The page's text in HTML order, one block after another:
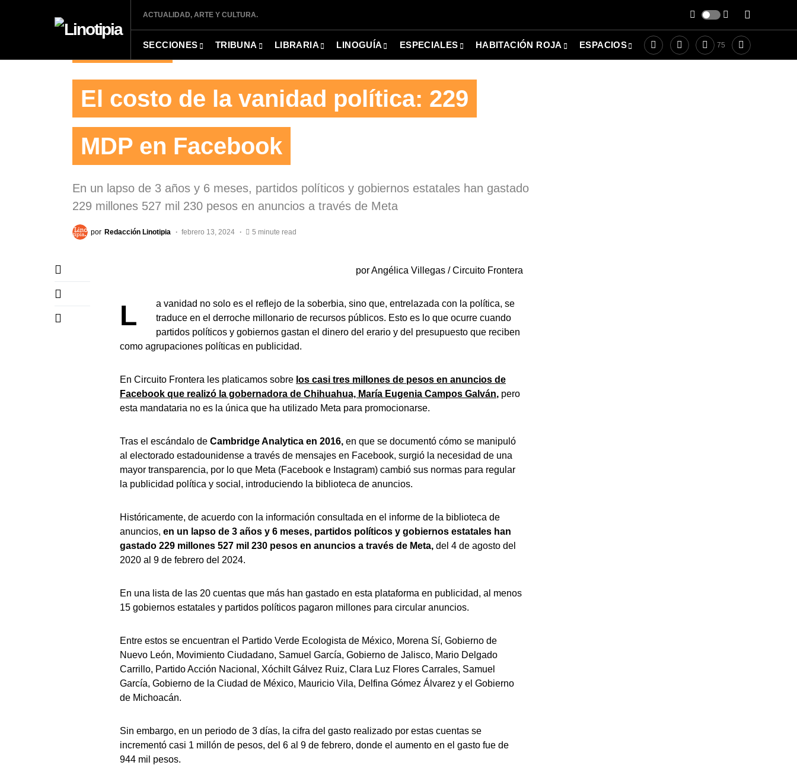
ACTUALIDAD, ARTE Y CULTURA.
SECCIONES TRIBUNA LIBRARIA LINOGUÍA ESPECIALES HABITACIÓN ROJA ESPACIOS 75
El costo de la vanidad política: 229
MDP en Facebook
En un lapso de 3 años y 6 meses, partidos políticos y gobiernos estatales han gastado
229 millones 527 mil 230 pesos en anuncios a través de Meta
por Redacción Linotipia febrero 13, 2024 5 minute read
por Angélica Villegas / Circuito Frontera
La vanidad no solo es el reflejo de la soberbia, sino que, entrelazada con la política, se
traduce en el derroche millonario de recursos públicos. Esto es lo que ocurre cuando
partidos políticos y gobiernos gastan el dinero del erario y del presupuesto que reciben
como agrupaciones políticas en publicidad.
En Circuito Frontera les platicamos sobre los casi tres millones de pesos en anuncios de
Facebook que realizó la gobernadora de Chihuahua, María Eugenia Campos Galván, pero
esta mandataria no es la única que ha utilizado Meta para promocionarse.
Tras el escándalo de Cambridge Analytica en 2016, en que se documentó cómo se manipuló
al electorado estadounidense a través de mensajes en Facebook, surgió la necesidad de una
mayor transparencia, por lo que Meta (Facebook e Instagram) cambió sus normas para regular
la publicidad política y social, introduciendo la biblioteca de anuncios.
Históricamente, de acuerdo con la información consultada en el informe de la biblioteca de
anuncios, en un lapso de 3 años y 6 meses, partidos políticos y gobiernos estatales han
gastado 229 millones 527 mil 230 pesos en anuncios a través de Meta, del 4 de agosto del
2020 al 9 de febrero del 2024.
En una lista de las 20 cuentas que más han gastado en esta plataforma en publicidad, al menos
15 gobiernos estatales y partidos políticos pagaron millones para circular anuncios.
Entre estos se encuentran el Partido Verde Ecologista de México, Morena Sí, Gobierno de
Nuevo León, Movimiento Ciudadano, Samuel García, Gobierno de Jalisco, Mario Delgado
Carrillo, Partido Acción Nacional, Xóchilt Gálvez Ruiz, Clara Luz Flores Carrales, Samuel
García, Gobierno de la Ciudad de México, Mauricio Vila, Delfina Gómez Álvarez y el Gobierno
de Michoacán.
Sin embargo, en un periodo de 3 días, la cifra del gasto realizado por estas cuentas se
incrementó casi 1 millón de pesos, del 6 al 9 de febrero, donde el aumento en el gasto fue de
944 mil pesos.